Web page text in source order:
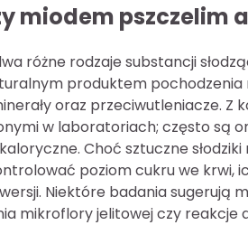
miodem pszczelim
różne rodzaje substancji
produktem pochodzenia
oraz przeciwutleniacze. Z
w laboratoriach; często są
Choć sztuczne
poziom cukru we krwi,
Niektóre badania sugerują
mikroflory jelitowej czy reakcje